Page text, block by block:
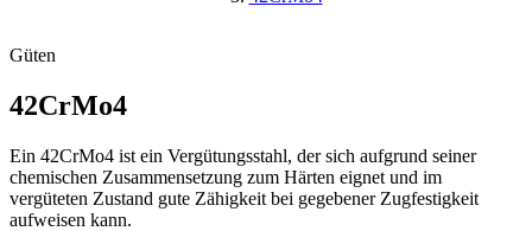
Güten
42CrMo4
Ein 42CrMo4 ist ein Vergütungsstahl, der sich aufgrund seiner
chemischen Zusammensetzung zum Härten eignet und im
vergüteten Zustand gute Zähigkeit bei gegebener Zugfestigkeit
aufweisen kann.